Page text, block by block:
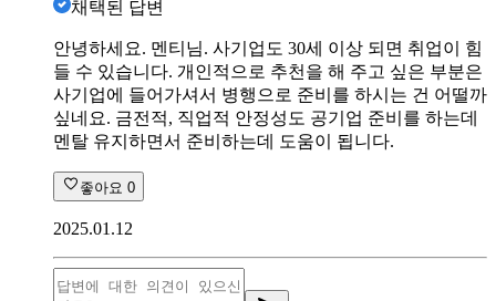
채택된 답변
안녕하세요. 멘티님. 사기업도 30세 이상 되면 취업이 힘
들 수 있습니다. 개인적으로 추천을 해 주고 싶은 부분은
사기업에 들어가셔서 병행으로 준비를 하시는 건 어떨까
싶네요. 금전적, 직업적 안정성도 공기업 준비를 하는데
멘탈 유지하면서 준비하는데 도움이 됩니다.
좋아요 0
2025.01.12